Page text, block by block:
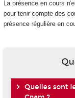
La présence en cours
pour tenir compte des
présence régulière en
Quelles sont